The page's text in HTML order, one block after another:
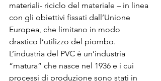
materiali- riciclo del materiale – in linea
con gli obiettivi fissati dall’Unione
Europea, che limitano in modo
drastico l’utilizzo del piombo.
L’industria del PVC è un’industria
“matura” che nasce nel 1936 e i cui
processi di produzione sono stati in